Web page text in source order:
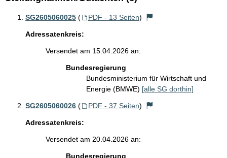
SG2605060025 ( PDF - 13 Seiten)
Adressatenkreis:
Versendet am 15.04.2026 an:
Bundesregierung
Bundesministerium für Wirtschaft und
Energie (BMWE) [alle SG dorthin]
SG2605060026 ( PDF - 37 Seiten)
Adressatenkreis:
Versendet am 20.04.2026 an:
Bundesregierung